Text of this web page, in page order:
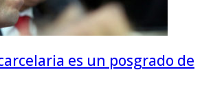
es un posgrado de